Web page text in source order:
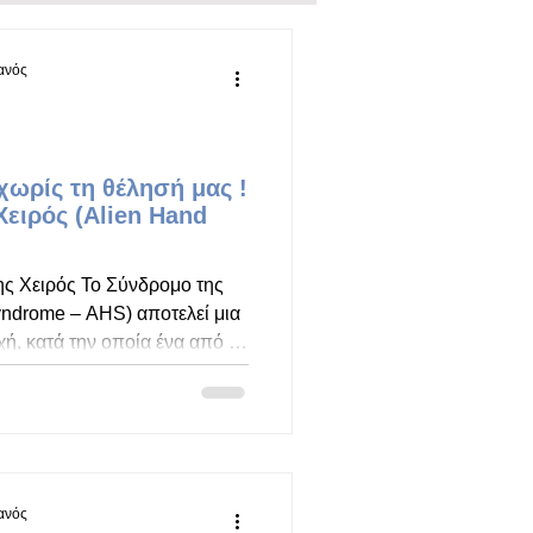
ΔΥΣΤΟΝΙΑ
χωρίς τη θέλησή μας !
(Alien Hand
Χειρός Το Σύνδρομο της
– AHS) αποτελεί μια
κατά την οποία ένα από τα
κινήσεις χωρίς τη
Ο ασθενής δεν χάνει την
σαν το χέρι να